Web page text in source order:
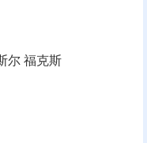
尔 福克斯